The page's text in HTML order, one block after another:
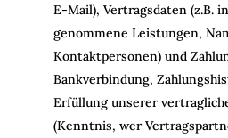
E-Mail), Vertragsdaten (z.B.
genommene Leistungen,
Kontaktpersonen) und
Bankverbindung,
Erfüllung unserer
(Kenntnis, wer